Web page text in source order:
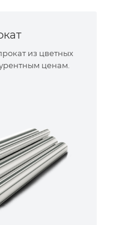
из цветных
ценам.